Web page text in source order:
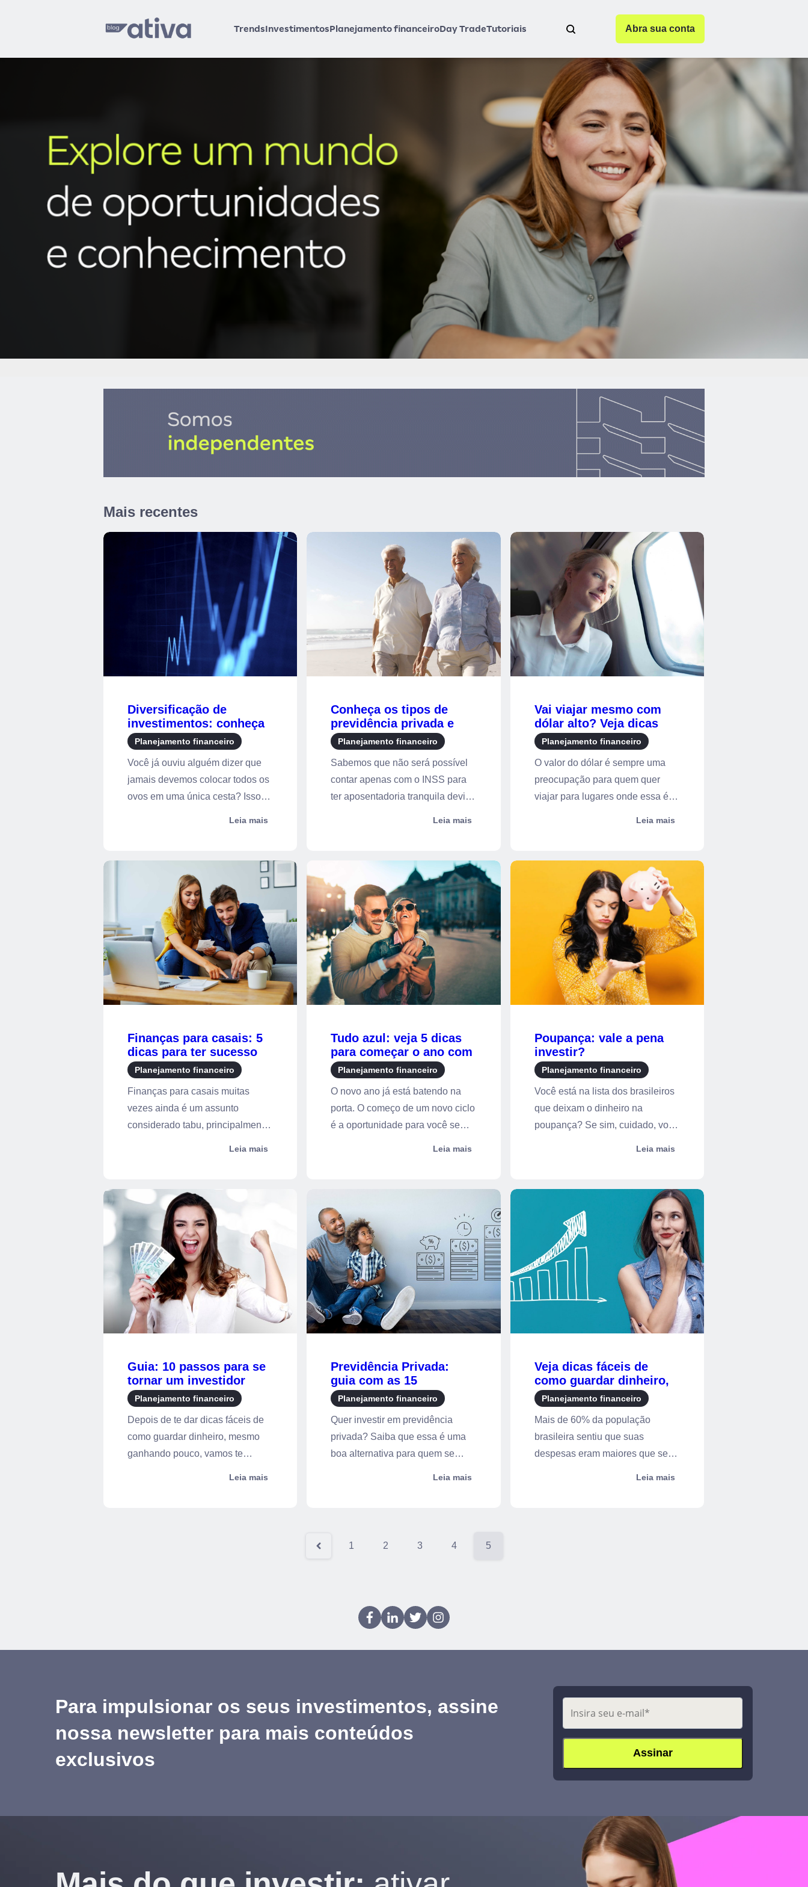
TrendsInvestimentosPlanejamento financeiroDay TradeTutoriais Abra sua conta
Mais recentes
Diversificação de
investimentos: conheça
o conceito e entenda sua
importância
Planejamento financeiro
Você já ouviu alguém dizer que
jamais devemos colocar todos os
ovos em uma única cesta? Isso
Leia mais
Conheça os tipos de
previdência privada e
tire suas dúvidas!
Planejamento financeiro
Sabemos que não será possível
contar apenas com o INSS para
ter aposentadoria tranquila devido
Leia mais
Vai viajar mesmo com
dólar alto? Veja dicas
simples para economizar
Planejamento financeiro
O valor do dólar é sempre uma
preocupação para quem quer
viajar para lugares onde essa é a
Leia mais
Finanças para casais: 5
dicas para ter sucesso
financeiro na vida a dois
Planejamento financeiro
Finanças para casais muitas
vezes ainda é um assunto
considerado tabu, principalmente,
Leia mais
Tudo azul: veja 5 dicas
para começar o ano com
as finanças em dia
Planejamento financeiro
O novo ano já está batendo na
porta. O começo de um novo ciclo
é a oportunidade para você se
Leia mais
Poupança: vale a pena
investir?
Planejamento financeiro
Você está na lista dos brasileiros
que deixam o dinheiro na
poupança? Se sim, cuidado, você
Leia mais
Guia: 10 passos para se
tornar um investidor
bem-sucedido
Planejamento financeiro
Depois de te dar dicas fáceis de
como guardar dinheiro, mesmo
ganhando pouco, vamos te
Leia mais
Previdência Privada:
guia com as 15
principais dúvidas
Planejamento financeiro
Quer investir em previdência
privada? Saiba que essa é uma
boa alternativa para quem se
Leia mais
Veja dicas fáceis de
como guardar dinheiro,
mesmo ganhando pouco
Planejamento financeiro
Mais de 60% da população
brasileira sentiu que suas
despesas eram maiores que seus
Leia mais
1 2 3 4 5
Para impulsionar os seus investimentos, assine
nossa newsletter para mais conteúdos
exclusivos